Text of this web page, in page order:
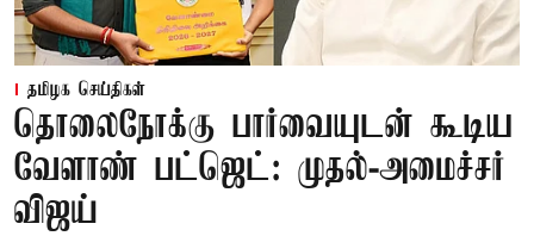
தமிழக செய்திகள்
தொலைநோக்கு பார்வையுடன் கூடிய
வேளாண் பட்ஜெட்: முதல்-அமைச்சர்
விஜய்